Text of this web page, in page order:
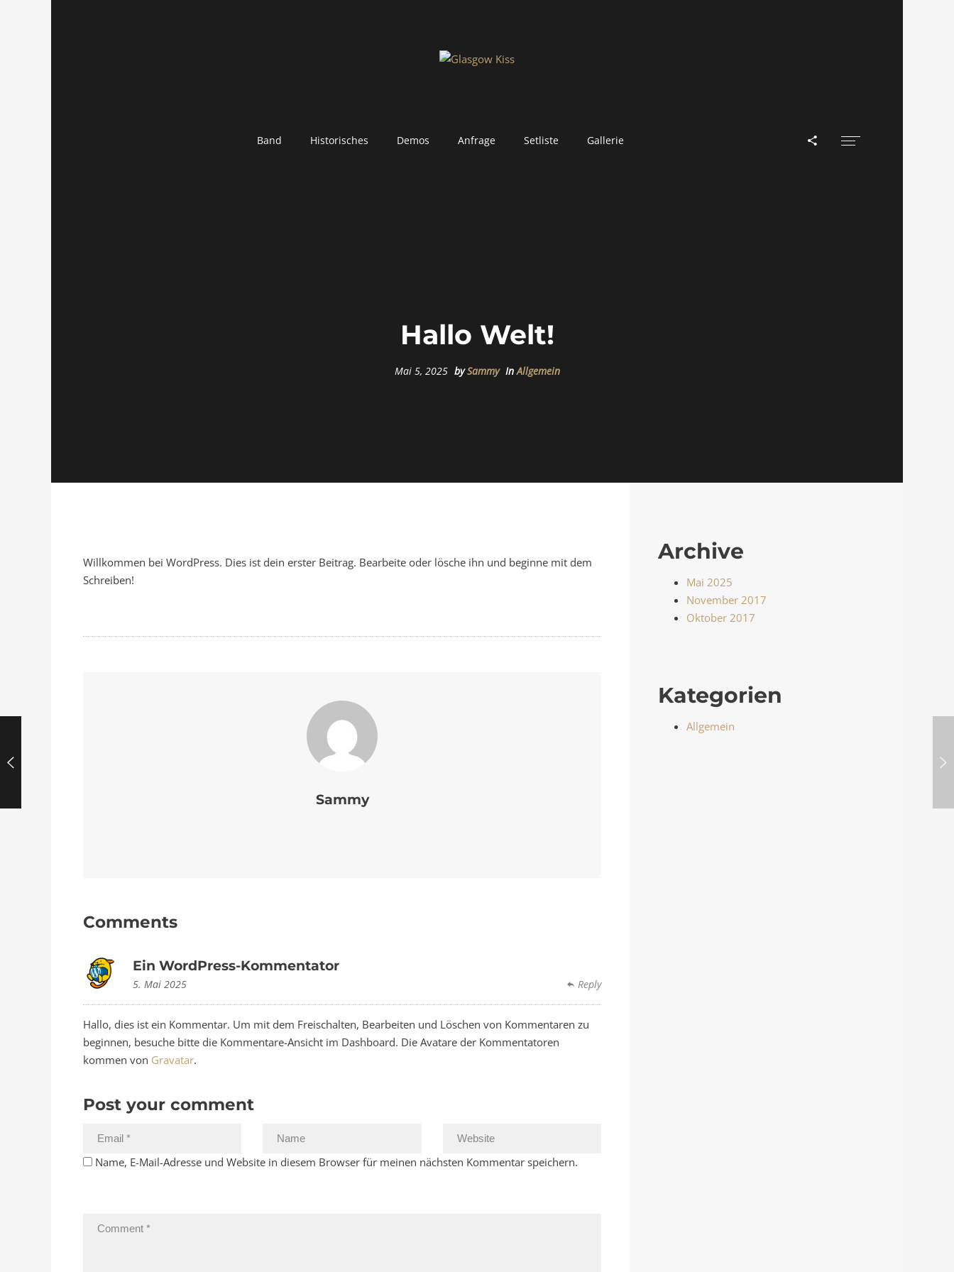
Band Historisches Demos Anfrage Setliste Gallerie
Hallo Welt!
Mai 5, 2025 bySammy InAllgemein
Willkommen bei WordPress. Dies ist dein erster Beitrag. Bearbeite oder lösche ihn und beginne mit dem
Schreiben!
Sammy
Comments
Ein WordPress-Kommentator
5. Mai 2025 Reply
Hallo, dies ist ein Kommentar. Um mit dem Freischalten, Bearbeiten und Löschen von Kommentaren zu
beginnen, besuche bitte die Kommentare-Ansicht im Dashboard. Die Avatare der Kommentatoren
kommen von Gravatar.
Post your comment
Name, E-Mail-Adresse und Website in diesem Browser für meinen nächsten Kommentar speichern.
Archive
Mai 2025
November 2017
Oktober 2017
Kategorien
Allgemein